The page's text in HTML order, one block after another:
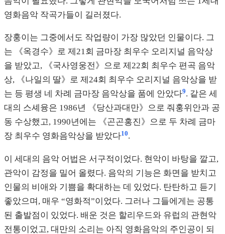
영화음악 작곡가들이 길러졌다.
장훙이는 그중에서도 작업량이 가장 많았던 인물이다. 그
는 《옥경수》로 제21회 금마장 최우수 오리지널 음악상
을 받았고, 《국사영웅전》으로 제22회 최우수 편곡 음악
상, 《나일의 딸》로 제24회 최우수 오리지널 음악상을 받
는 등 평생 네 차례 금마장 음악상을 품에 안았다9. 같은 세
대의 스셰융은 1986년 《당산과대만》으로 줘훙위안과 공
동 수상했고, 1990년에는 《곤곤홍진》으로 두 차례 금마
장 최우수 영화음악상을 받았다10.
이 세대의 음악 어법은 서구적이었다. 현악이 바탕을 깔고,
관악이 감정을 밀어 올렸다. 음악의 기능은 화면을 받치고
인물의 비애와 기쁨을 확대하는 데 있었다. 탄탄하고 듣기
좋았으며, 매우 “영화적”이었다. 그러나 그들에게는 공통
된 출발점이 있었다. 배운 것은 할리우드와 유럽의 관현악
전통이었고, 대만의 소리는 아직 영화음악의 주인공이 되